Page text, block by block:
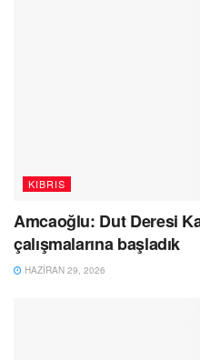
KIBRIS
Amcaoğlu: Dut Deresi
çalışmalarına başladık
HAZIRAN 29, 2026